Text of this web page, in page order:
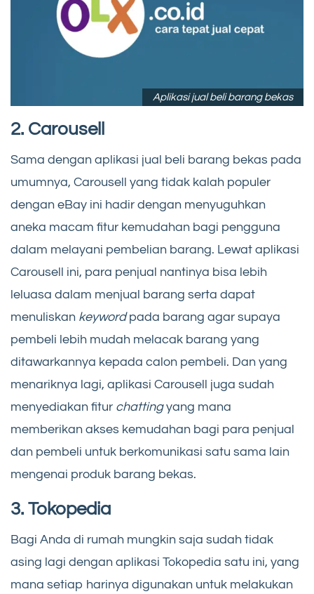
Aplikasi jual beli barang bekas
2. Carousell
Sama dengan aplikasi jual beli barang bekas pada
umumnya, Carousell yang tidak kalah populer
dengan eBay ini hadir dengan menyuguhkan
aneka macam fitur kemudahan bagi pengguna
dalam melayani pembelian barang. Lewat aplikasi
Carousell ini, para penjual nantinya bisa lebih
leluasa dalam menjual barang serta dapat
menuliskan keywordpada barang agar supaya
pembeli lebih mudah melacak barang yang
ditawarkannya kepada calon pembeli. Dan yang
menariknya lagi, aplikasi Carousell juga sudah
menyediakan fitur chattingyang mana
memberikan akses kemudahan bagi para penjual
dan pembeli untuk berkomunikasi satu sama lain
mengenai produk barang bekas.
3. Tokopedia
Bagi Anda di rumah mungkin saja sudah tidak
asing lagi dengan aplikasi Tokopedia satu ini, yang
mana setiap harinya digunakan untuk melakukan